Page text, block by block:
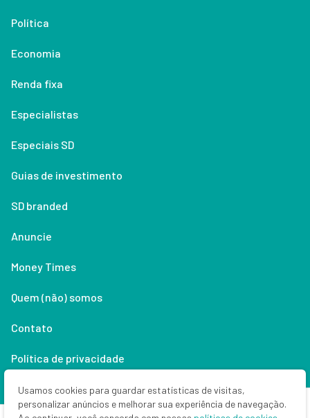
Política
Economia
Renda fixa
Especialistas
Especiais SD
Guias de investimento
SD branded
Anuncie
Money Times
Quem (não) somos
Contato
Política de privacidade
Lifestyle
Usamos cookies para guardar estatísticas de visitas,
personalizar anúncios e melhorar sua experiência de navegação.